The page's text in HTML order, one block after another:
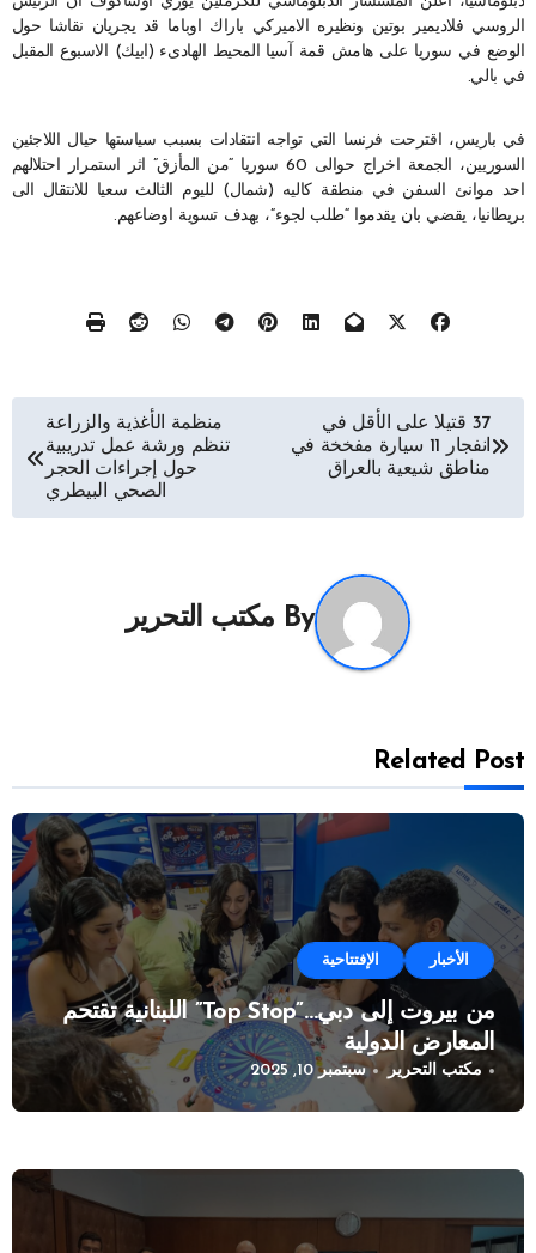
الروسي فلاديمير بوتين ونظيره الاميركي باراك اوباما قد يجريان نقاشا حول
الوضع في سوريا على هامش قمة آسيا المحيط الهادىء (ابيك) الاسبوع المقبل
في بالي.
في باريس، اقترحت فرنسا التي تواجه انتقادات بسبب سياستها حيال اللاجئين
السوريين، الجمعة اخراج حوالى 60 سوريا “من المأزق” اثر استمرار احتلالهم
احد موانئ السفن في منطقة كاليه (شمال) لليوم الثالث سعيا للانتقال الى
بريطانيا، يقضي بان يقدموا “طلب لجوء”، بهدف تسوية اوضاعهم.
تصفّح
المقالات
37 قتيلا على الأقل في
انفجار 11 سيارة مفخخة في
مناطق شيعية بالعراق
منظمة الأغذية والزراعة
تنظم ورشة عمل تدريبية
حول إجراءات الحجر
الصحي البيطري
By مكتب التحرير
Related Post
الأخبار الإفتتاحية
من بيروت إلى دبي…”Top Stop” اللبنانية تقتحم
المعارض الدولية
مكتب التحرير سبتمبر 10, 2025